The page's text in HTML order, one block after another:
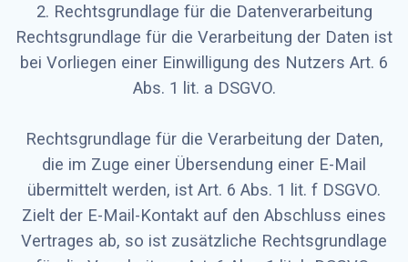
2. Rechtsgrundlage für die Datenverarbeitung
Rechtsgrundlage für die Verarbeitung der Daten ist
bei Vorliegen einer Einwilligung des Nutzers Art. 6
Abs. 1 lit. a DSGVO.
Rechtsgrundlage für die Verarbeitung der Daten,
die im Zuge einer Übersendung einer E-Mail
übermittelt werden, ist Art. 6 Abs. 1 lit. f DSGVO.
Zielt der E-Mail-Kontakt auf den Abschluss eines
Vertrages ab, so ist zusätzliche Rechtsgrundlage